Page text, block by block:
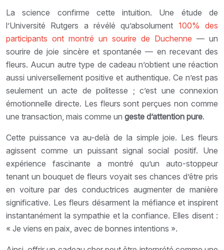
La science confirme cette intuition. Une étude de
l’Université Rutgers a révélé qu’absolument 100% des
participants ont montré un sourire de Duchenne — un
sourire de joie sincère et spontanée — en recevant des
fleurs. Aucun autre type de cadeau n’obtient une réaction
aussi universellement positive et authentique. Ce n’est pas
seulement un acte de politesse ; c’est une connexion
émotionnelle directe. Les fleurs sont perçues non comme
une transaction, mais comme un geste d’attention pure.
Cette puissance va au-delà de la simple joie. Les fleurs
agissent comme un puissant signal social positif. Une
expérience fascinante a montré qu’un auto-stoppeur
tenant un bouquet de fleurs voyait ses chances d’être pris
en voiture par des conductrices augmenter de manière
significative. Les fleurs désarment la méfiance et inspirent
instantanément la sympathie et la confiance. Elles disent :
« Je viens en paix, avec de bonnes intentions ».